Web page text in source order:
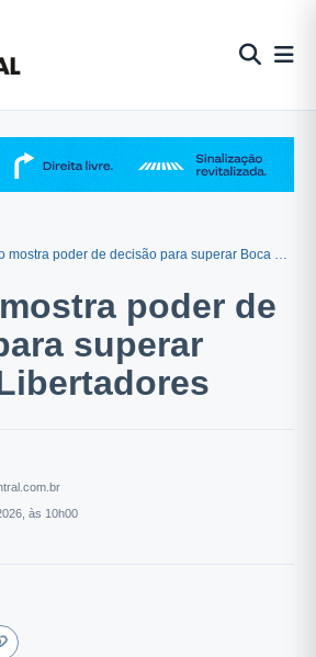
Cruzeiro mostra poder de decisão para superar Boca na Libertadores
poder de
superar
às 10h00